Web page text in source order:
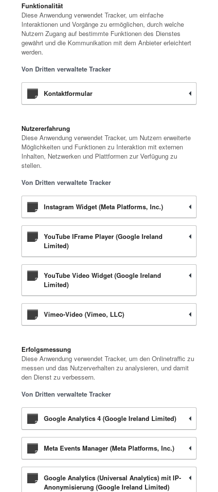
Funktionalität
Diese Anwendung verwendet Tracker, um einfache
Interaktionen und Vorgänge zu ermöglichen, durch welche
Nutzern Zugang auf bestimmte Funktionen des Dienstes
gewährt und die Kommunikation mit dem Anbieter erleichtert
werden.
Von Dritten verwaltete Tracker
Kontaktformular
Nutzererfahrung
Diese Anwendung verwendet Tracker, um Nutzern erweiterte
Möglichkeiten und Funktionen zu Interaktion mit externen
Inhalten, Netzwerken und Plattformen zur Verfügung zu
stellen.
Von Dritten verwaltete Tracker
Instagram Widget (Meta Platforms, Inc.)
YouTube IFrame Player (Google Ireland
Limited)
YouTube Video Widget (Google Ireland
Limited)
Vimeo-Video (Vimeo, LLC)
Erfolgsmessung
Diese Anwendung verwendet Tracker, um den Onlinetraffic zu
messen und das Nutzerverhalten zu analysieren, und damit
den Dienst zu verbessern.
Von Dritten verwaltete Tracker
Google Analytics 4 (Google Ireland Limited)
Meta Events Manager (Meta Platforms, Inc.)
Google Analytics (Universal Analytics) mit IP-
Anonymisierung (Google Ireland Limited)